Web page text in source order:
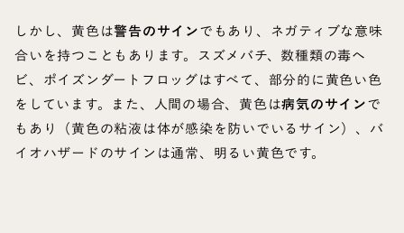
しかし、黄色は警告のサインでもあり、ネガティブな意味
合いを持つこともあります。スズメバチ、数種類の毒ヘ
ビ、ポイズンダートフロッグはすべて、部分的に黄色い色
をしています。また、人間の場合、黄色は病気のサインで
もあり（黄色の粘液は体が感染を防いでいるサイン）、バ
イオハザードのサインは通常、明るい黄色です。